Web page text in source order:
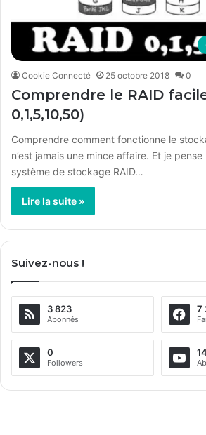
Cookie Connecté 25 octobre 2018 0
Comprendre le RAID
0,1,5,10,50)
Comprendre comment fonctionne le
n’est jamais une mince affaire. Et je
système de stockage RAID…
Lire la suite »
Suivez-nous !
3 823
Abonnés
7
0
Followers